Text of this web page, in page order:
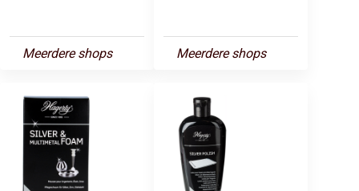
Meerdere shops Meerdere shops